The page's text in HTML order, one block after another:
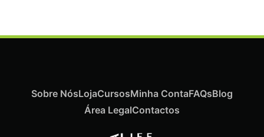
Sobre NósLojaCursosMinha ContaFAQsBlog
Área LegalContactos